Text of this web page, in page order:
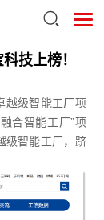
技上榜！
越级智能工厂项
合智能工厂”项
级智能工厂，跻